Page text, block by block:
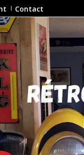
Contact